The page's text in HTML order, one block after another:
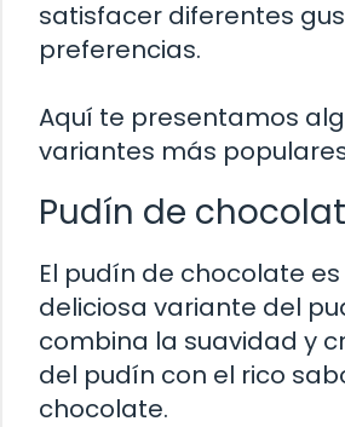
satisfacer diferentes
preferencias.
Aquí te presentamos
variantes más
Pudín de
El pudín de chocolate es
deliciosa variante del
combina la suavidad y
del pudín con el rico
chocolate.